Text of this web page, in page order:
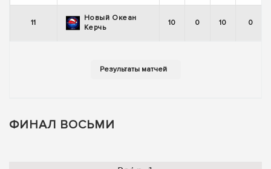
11
Новый Океан
Керчь
10 0 10 0
ФИНАЛ ВОСЬМИ